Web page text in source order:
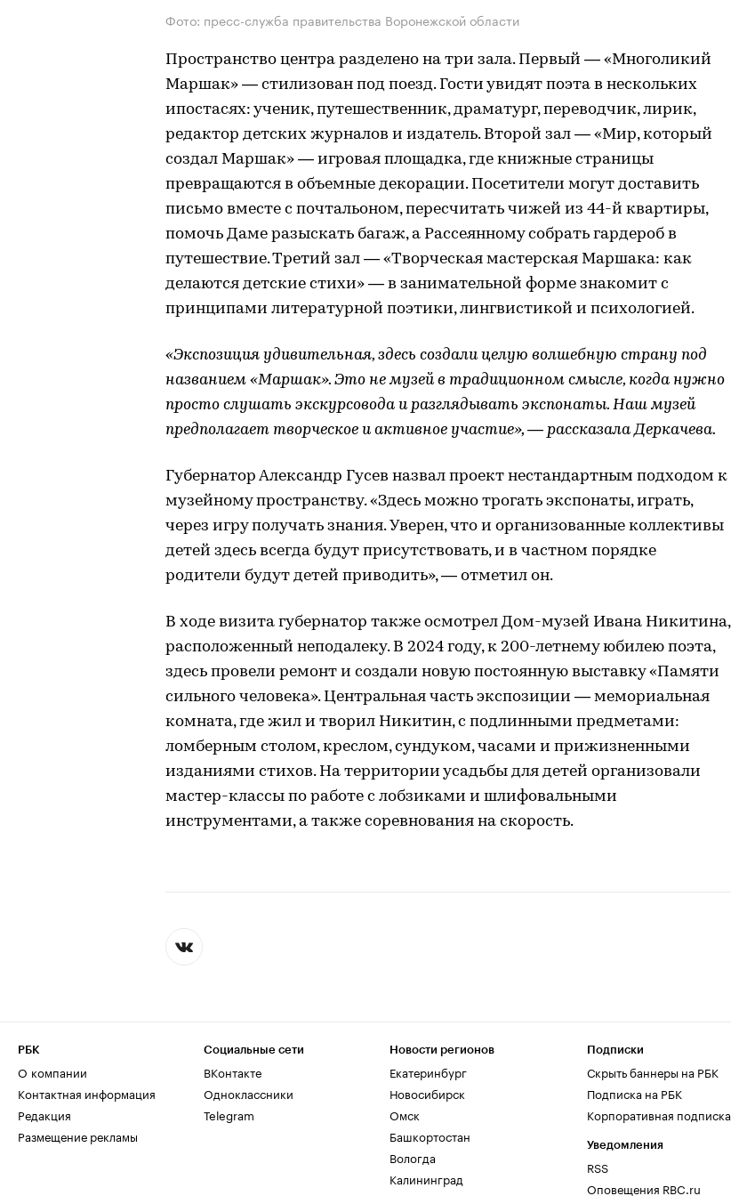
Фото: пресс-служба правительства Воронежской области
Пространство центра разделено на три зала. Первый — «Многоликий
Маршак» — стилизован под поезд. Гости увидят поэта в нескольких
ипостасях: ученик, путешественник, драматург, переводчик, лирик,
редактор детских журналов и издатель. Второй зал — «Мир, который
создал Маршак» — игровая площадка, где книжные страницы
превращаются в объемные декорации. Посетители могут доставить
письмо вместе с почтальоном, пересчитать чижей из 44-й квартиры,
помочь Даме разыскать багаж, а Рассеянному собрать гардероб в
путешествие. Третий зал — «Творческая мастерская Маршака: как
делаются детские стихи» — в занимательной форме знакомит с
принципами литературной поэтики, лингвистикой и психологией.
«Экспозиция удивительная, здесь создали целую волшебную страну под
названием «Маршак». Это не музей в традиционном смысле, когда нужно
просто слушать экскурсовода и разглядывать экспонаты. Наш музей
предполагает творческое и активное участие», — рассказала Деркачева.
Губернатор Александр Гусев назвал проект нестандартным подходом к
музейному пространству. «Здесь можно трогать экспонаты, играть,
через игру получать знания. Уверен, что и организованные коллективы
детей здесь всегда будут присутствовать, и в частном порядке
родители будут детей приводить», — отметил он.
В ходе визита губернатор также осмотрел Дом-музей Ивана Никитина,
расположенный неподалеку. В 2024 году, к 200-летнему юбилею поэта,
здесь провели ремонт и создали новую постоянную выставку «Памяти
сильного человека». Центральная часть экспозиции — мемориальная
комната, где жил и творил Никитин, с подлинными предметами:
ломберным столом, креслом, сундуком, часами и прижизненными
изданиями стихов. На территории усадьбы для детей организовали
мастер-классы по работе с лобзиками и шлифовальными
инструментами, а также соревнования на скорость.
РБК
О компании
Контактная информация
Редакция
Размещение рекламы
Социальные сети
ВКонтакте
Одноклассники
Telegram
Новости регионов
Екатеринбург
Новосибирск
Омск
Башкортостан
Вологда
Калининград
Подписки
Скрыть баннеры на РБК
Подписка на РБК
Корпоративная подписка
Уведомления
RSS
Оповещения RBC.ru